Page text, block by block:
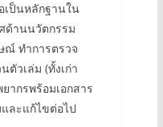
เป็นหลักฐานใน
ด้านนวัตกรรม
ณ์ ทำการตรวจ
วเล่ม (ทั้งเก่า
ากรพร้อมเอกสาร
ละแก้ไขต่อไป